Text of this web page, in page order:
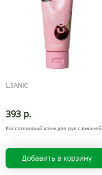
L.SANIC
393 р.
Коллагеновый крем для рук с вишней
Добавить в корзину